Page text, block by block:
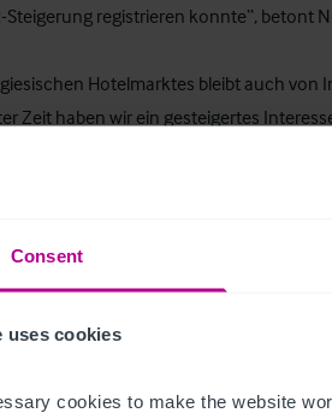
Consent
uses cookies
cookies to make the website
Steigerung registrieren konnte“, betont
Hotelmarktes bleibt auch von
Zeit haben wir ein gesteigertes
ergänzt Xavier Batlle, Senior
sich der Studie von Christie & Co
die das Fundament für dieses
3,4 Prozent auf 179 Millionen Euro
um zwei Prozentpunkte auf
so Nieto.